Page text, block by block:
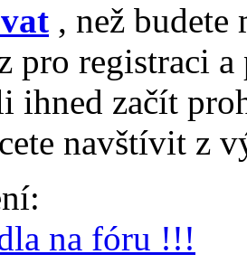
, než
pro registraci
ihned začít
navštívit z
na fóru !!!